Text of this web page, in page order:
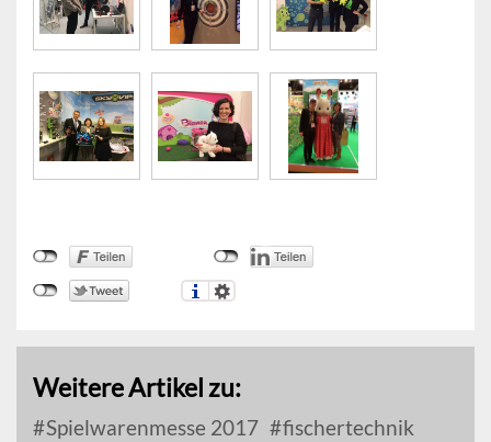
Weitere Artikel zu:
Spielwarenmesse 2017
fischertechnik